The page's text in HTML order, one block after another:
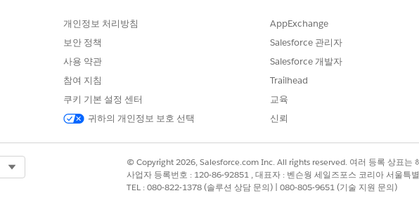
의된 Automotive Scheduler의 OmniScript
는 사용자가 몇 가지 간단한 단계에서 복잡한 비즈니스 프로세스를 완료할 수 있는 안내 플
위한 두 안내 플로는 OmniScript를 사용하여 구축합니다. 또한 해당 OmniScript에는 사용자
이 되는 재사용 가능한 2개의 OmniScript가 포함되어 있습니다. 예약 논리, 유효성 검사 또는 안
된 OmniScript를 사용자 정의합니다.
의된 Automotive Scheduler의 FlexCard
는 OmniScript 기반 플로에 정보를 표시하고 사용자가 화면에서 특정 작업을 수행하는 것을
의된 Automotive Scheduler의 통합 절차
차를 사용하면 OmniScript에서 사용할 데이터를 저장, 검색, 조작할 수 있습니다. 시승 및 차량
개인정보 처리방침
보안 정책
사용 약관
참여 지침
쿠키 기본 설정 센터
귀하의 개인정보 보호 선택
AppExchange
Salesforce 관리자
Salesforce 개발자
Trailhead
교육
신뢰
© Copyright 2026, Salesforce.com Inc. All rights reserved. 여러 등록 상표는
사업자 등록번호 : 120-86-92851 , 대표자 : 벤슨웡 세일즈포스 코리아 서울
TEL : 080-822-1378 (솔루션 상담 문의) | 080-805-9651 (기술 지원 문의)